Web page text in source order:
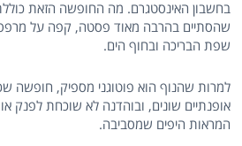
בחשבון האינסטגרם. מה החופשה הזאת
שהסתיים בהרבה מאוד פסטה, קפה על
שפת הבריכה ובחוף הים.
למרות שהנוף הוא פוטוגני מספיק, חופשה
אופנתיים שונים, ובוהדנה לא שוכחת לפנק
המראות היפים שמסביבה.